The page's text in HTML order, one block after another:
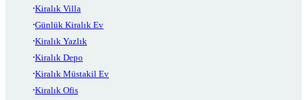
Kiralık Villa
Günlük Kiralık Ev
Kiralık Yazlık
Kiralık Depo
Kiralık Müstakil Ev
Kiralık Ofis